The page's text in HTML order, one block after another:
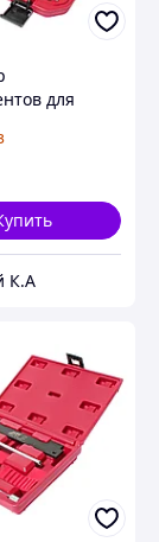
для
двигателя
11
К.А